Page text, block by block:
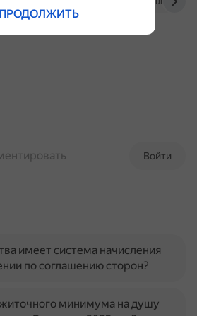
Войти
имеет система начисления
по соглашению сторон?
минимума на душу
ПРОДОЛЖИТЬ